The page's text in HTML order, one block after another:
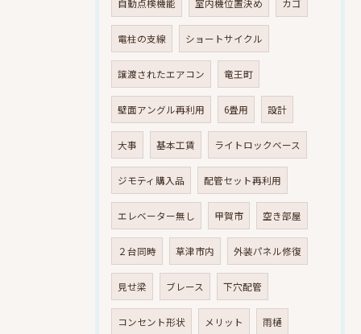
自動点検機能 室内機位置決め カゴ
電柱の支線 ショートサイクル
譲渡されたエアコン 竜王町
壁面アングル再利用 6畳用 設計
大事 基本工賃 ライトロックベース
ジモティ購入品 配管セット再利用
エレベーター無し 甲賀市 空き部屋
２台同時 草津市内 外装パネル修復
見せ梁 ブレース 下穴配管
コンセント形状 メリット 雨樋